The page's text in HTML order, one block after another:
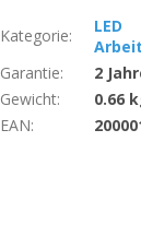
Kategorie:
LED
Garantie:
2
Gewicht:
0.66
EAN: